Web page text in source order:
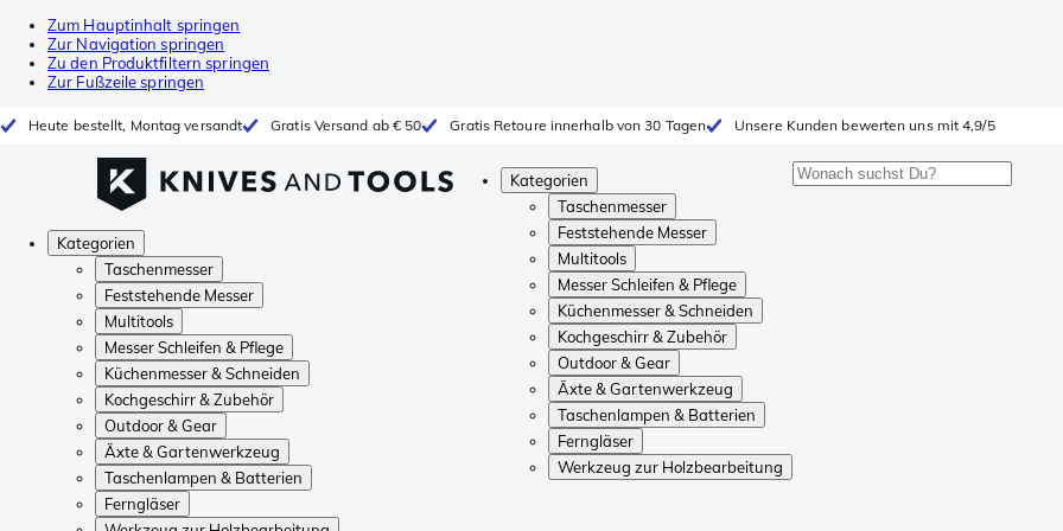
Zum Hauptinhalt springen
Zur Navigation springen
Zu den Produktfiltern springen
Zur Fußzeile springen
Heute bestellt, Montag versandt Gratis Versand ab € 50 Gratis Retoure innerhalb von 30 Tagen Unsere Kunden bewerten uns mit 4,9/5
Kategorien
Taschenmesser
Feststehende Messer
Multitools
Messer Schleifen & Pflege
Küchenmesser & Schneiden
Kochgeschirr & Zubehör
Outdoor & Gear
Äxte & Gartenwerkzeug
Taschenlampen & Batterien
Ferngläser
Werkzeug zur Holzbearbeitung
Kategorien
Taschenmesser
Feststehende Messer
Multitools
Messer Schleifen & Pflege
Küchenmesser & Schneiden
Kochgeschirr & Zubehör
Outdoor & Gear
Äxte & Gartenwerkzeug
Taschenlampen & Batterien
Ferngläser